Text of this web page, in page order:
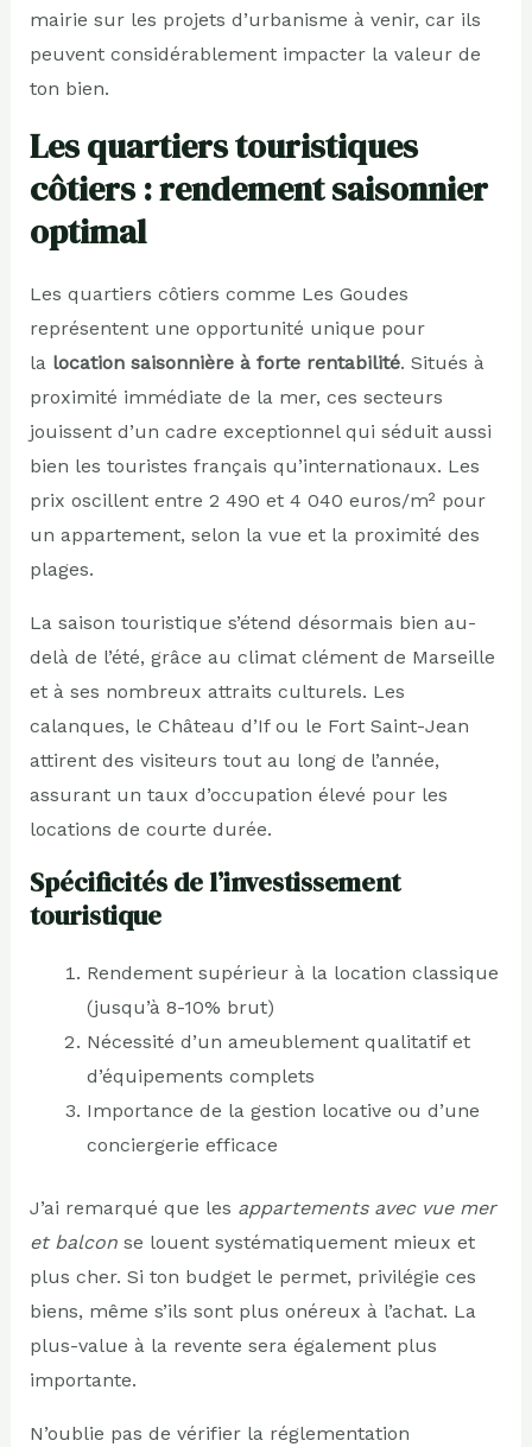
mairie sur les projets d’urbanisme à venir, car ils
peuvent considérablement impacter la valeur de
ton bien.
Les quartiers touristiques
côtiers : rendement saisonnier
optimal
Les quartiers côtiers comme Les Goudes
représentent une opportunité unique pour
la location saisonnière à forte rentabilité. Situés à
proximité immédiate de la mer, ces secteurs
jouissent d’un cadre exceptionnel qui séduit aussi
bien les touristes français qu’internationaux. Les
prix oscillent entre 2 490 et 4 040 euros/m² pour
un appartement, selon la vue et la proximité des
plages.
La saison touristique s’étend désormais bien au-
delà de l’été, grâce au climat clément de Marseille
et à ses nombreux attraits culturels. Les
calanques, le Château d’If ou le Fort Saint-Jean
attirent des visiteurs tout au long de l’année,
assurant un taux d’occupation élevé pour les
locations de courte durée.
Spécificités de l’investissement
touristique
Rendement supérieur à la location classique
(jusqu’à 8-10% brut)
Nécessité d’un ameublement qualitatif et
d’équipements complets
Importance de la gestion locative ou d’une
conciergerie efficace
J’ai remarqué que les appartements avec vue mer
et balconse louent systématiquement mieux et
plus cher. Si ton budget le permet, privilégie ces
biens, même s’ils sont plus onéreux à l’achat. La
plus-value à la revente sera également plus
importante.
N’oublie pas de vérifier la réglementation